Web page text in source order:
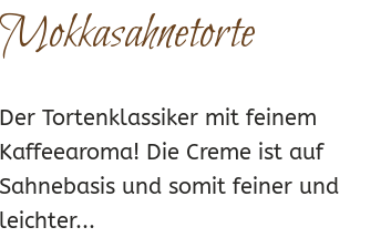
Mokkasahnetorte
Der Tortenklassiker mit feinem
Kaffeearoma! Die Creme ist auf
Sahnebasis und somit feiner und
leichter...